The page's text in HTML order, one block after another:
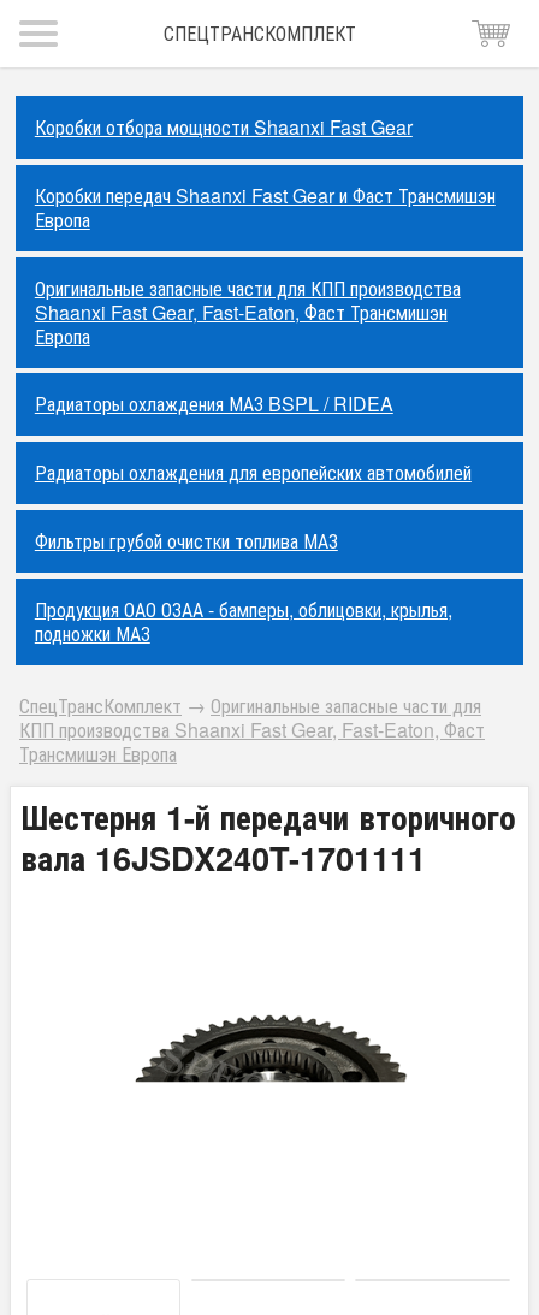
СПЕЦТРАНСКОМПЛЕКТ
Коробки отбора мощности Shaanxi Fast Gear
Коробки передач Shaanxi Fast Gear и Фаст Трансмишэн
Европа
Оригинальные запасные части для КПП производства
Shaanxi Fast Gear, Fast-Eaton, Фаст Трансмишэн
Европа
Радиаторы охлаждения МАЗ BSPL / RIDEA
Радиаторы охлаждения для европейских автомобилей
Фильтры грубой очистки топлива МАЗ
Продукция ОАО ОЗАА - бамперы, облицовки, крылья,
подножки МАЗ
СпецТрансКомплект → Оригинальные запасные части для
КПП производства Shaanxi Fast Gear, Fast-Eaton, Фаст
Трансмишэн Европа
Шестерня 1-й передачи вторичного
вала 16JSDX240T-1701111